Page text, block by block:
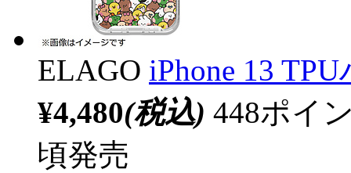
ELAGO iPhone 13
¥4,480(税込) 448ポイ
頃発売